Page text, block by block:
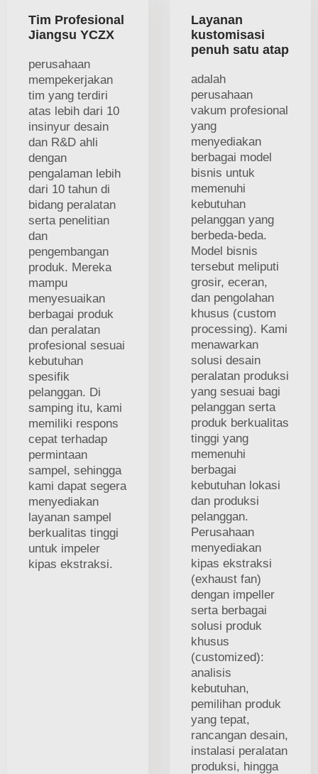
Tim Profesional
Jiangsu YCZX
perusahaan
mempekerjakan
tim yang terdiri
atas lebih dari 10
insinyur desain
dan R&D ahli
dengan
pengalaman lebih
dari 10 tahun di
bidang peralatan
serta penelitian
dan
pengembangan
produk. Mereka
mampu
menyesuaikan
berbagai produk
dan peralatan
profesional sesuai
kebutuhan
spesifik
pelanggan. Di
samping itu, kami
memiliki respons
cepat terhadap
permintaan
sampel, sehingga
kami dapat segera
menyediakan
layanan sampel
berkualitas tinggi
untuk impeler
kipas ekstraksi.
Layanan
kustomisasi
penuh satu atap
adalah
perusahaan
vakum profesional
yang
menyediakan
berbagai model
bisnis untuk
memenuhi
kebutuhan
pelanggan yang
berbeda-beda.
Model bisnis
tersebut meliputi
grosir, eceran,
dan pengolahan
khusus (custom
processing). Kami
menawarkan
solusi desain
peralatan produksi
yang sesuai bagi
pelanggan serta
produk berkualitas
tinggi yang
memenuhi
berbagai
kebutuhan lokasi
dan produksi
pelanggan.
Perusahaan
menyediakan
kipas ekstraksi
(exhaust fan)
dengan impeller
serta berbagai
solusi produk
khusus
(customized):
analisis
kebutuhan,
pemilihan produk
yang tepat,
rancangan desain,
instalasi peralatan
produksi, hingga